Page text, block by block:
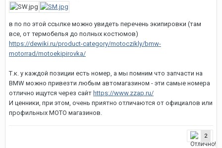
в по по этой ссылке можно увидеть перечень экипировки (там
все, от термобелья до полных костюмов)
https://dewiki.ru/product-category/motoczikly/bmw-
motorrad/motoekipirovka/
Т.к. у каждой позиции есть номер, а мы помним что запчасти на
BMW можно привезти любым автомагазином - эти самые номера
отлично ищутся через сайт https://www.zzap.ru/
И ценники, при этом, очень приятно отличаются от официалов или
профильных МОТО магазинов.
2